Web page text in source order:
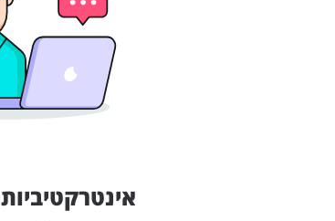
אינטרקטיביות